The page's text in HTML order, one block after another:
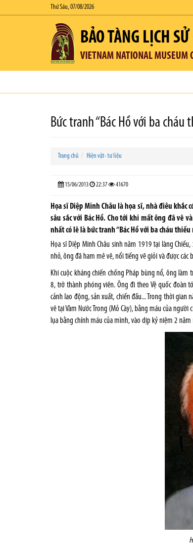
Thứ Sáu, 07/08/2026
BẢO TÀNG LỊCH
VIETNAM NATIONAL MUSEUM
Bức tranh “Bác Hồ với ba
Trang chủ Hiện vật- tư liệu
15/06/2013 22:37 41670
Họa sĩ Diệp Minh Châu là họa sĩ, nhà điêu
sâu sắc với Bác Hồ. Cho tới khi mất ông đã vẽ
nhất có lẽ là bức tranh “Bác Hồ với ba cháu thiếu
Họa sĩ Diệp Minh Châu sinh năm 1919 tại làng
nhỏ, ông đã ham mê vẽ, nổi tiếng vẽ giỏi và được các
Khi cuộc kháng chiến chống Pháp bùng nổ, ông làm
8, trở thành phóng viên. Ông đi theo Vệ quốc đoàn
cảnh lao động, sản xuất, chiến đấu... Trong thời gian
vẽ tại Vàm Nước Trong (Mỏ Cày), bằng máu của người
lụa bằng chính máu của mình, vào dịp kỷ niệm 2